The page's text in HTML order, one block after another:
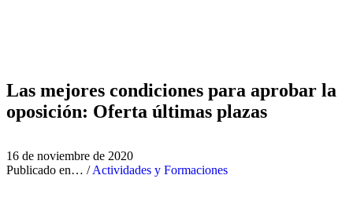
Las mejores condiciones para aprobar la
oposición: Oferta últimas plazas
16 de noviembre de 2020
Publicado en… /Actividades y Formaciones